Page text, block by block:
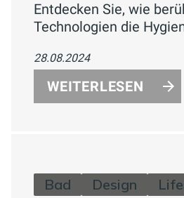
Entdecken Sie, wie
Technologien die
Sie mehr über
Wasserhähne,
Desinfektionssysteme,
28.08.2024
WEITERLESEN
Bad Design